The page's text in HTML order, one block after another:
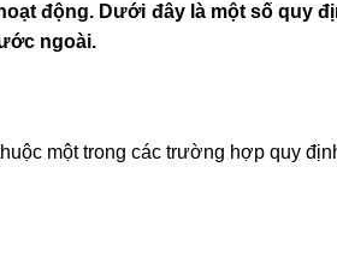
động. Dưới đây là một số quy
ngoài.
một trong các trường hợp quy